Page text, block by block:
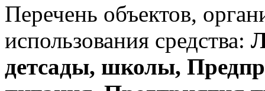
Перечень объектов,
использования средства:
детсады, школы,